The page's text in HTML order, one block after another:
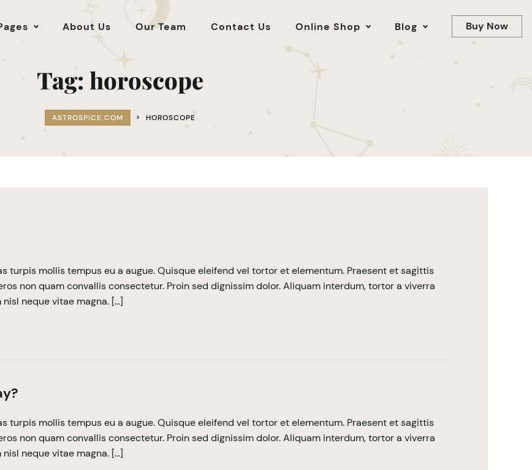
About Us Our Team Contact Us Online Shop Blog Buy Now
Tag:horoscope
ASTROSPICE.COM > HOROSCOPE
turpis mollis tempus eu a augue. Quisque eleifend vel tortor et elementum. Praesent et sagittis
non quam convallis consectetur. Proin sed dignissim dolor. Aliquam interdum, tortor a viverra
neque vitae magna. […]
turpis mollis tempus eu a augue. Quisque eleifend vel tortor et elementum. Praesent et sagittis
non quam convallis consectetur. Proin sed dignissim dolor. Aliquam interdum, tortor a viverra
neque vitae magna. […]